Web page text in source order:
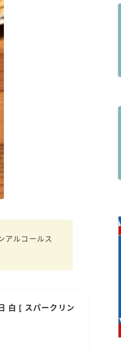
ト
ーツァー）
ワー
ワー
ン）
ワー
イトサワー
ォーターサワ)
ハイ
アルコールス
白 [ スパークリン